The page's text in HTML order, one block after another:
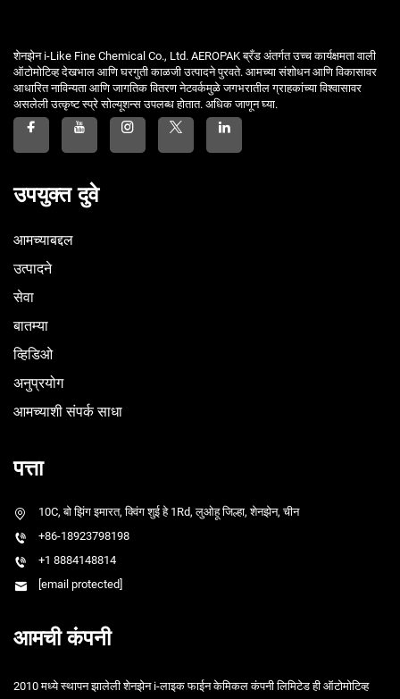
शेनझेन i-Like Fine Chemical Co., Ltd. AEROPAK ब्रँड अंतर्गत उच्च कार्यक्षमता वाली
ऑटोमोटिव्ह देखभाल आणि घरगुती काळजी उत्पादने पुरवते. आमच्या संशोधन आणि विकासावर
आधारित नाविन्यता आणि जागतिक वितरण नेटवर्कमुळे जगभरातील ग्राहकांच्या विश्वासावर
असलेली उत्कृष्ट स्प्रे सोल्यूशन्स उपलब्ध होतात. अधिक जाणून घ्या.
उपयुक्त दुवे
आमच्याबद्दल
उत्पादने
सेवा
बातम्या
व्हिडिओ
अनुप्रयोग
आमच्याशी संपर्क साधा
पत्ता
10C, बो झिंग इमारत, क्विंग शुई हे 1Rd, लुओहू जिल्हा, शेनझेन, चीन
+86-18923798198
+1 8884148814
[email protected]
आमची कंपनी
2010 मध्ये स्थापन झालेली शेनझेन i-लाइक फाईन केमिकल कंपनी लिमिटेड ही ऑटोमोटिव्ह